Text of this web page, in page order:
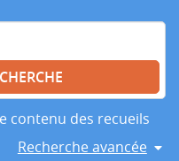
contenu des recueils
Recherche avancée